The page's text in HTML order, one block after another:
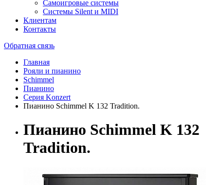
Самоигровые системы
Системы Silent и MIDI
Клиентам
Контакты
Обратная связь
Главная
Рояли и пианино
Schimmel
Пианино
Серия Konzert
Пианино Schimmel K 132 Tradition.
Пианино Schimmel K 132
Tradition.